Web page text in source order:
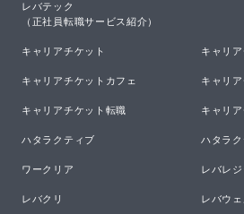
レバテック
（正社員転職サービス紹介）
キャリアチケット キャリ
キャリアチケットカフェ キャリ
キャリアチケット転職 キャリ
ハタラクティブ ハタラ
ワークリア レバレ
レバクリ レバウ